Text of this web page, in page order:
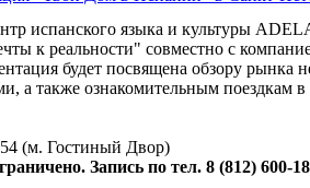
испанского языка и культуры
к реальности" совместно с
будет посвящена обзору
а также ознакомительным поездкам
(м. Гостиный Двор)
Запись по тел. 8 (812) 600-